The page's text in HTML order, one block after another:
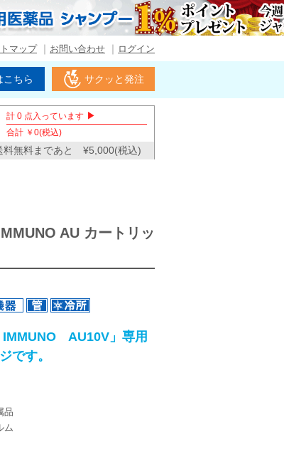
マップ お問い合わせ ログイン
こちら サクッと発注
計 0 点入っています ▶
合計 ￥ 0(税込)
料無料まであと ¥5,000(税込)
AU カートリッ
IMMUNO AU10V」専用
です。
品
ム